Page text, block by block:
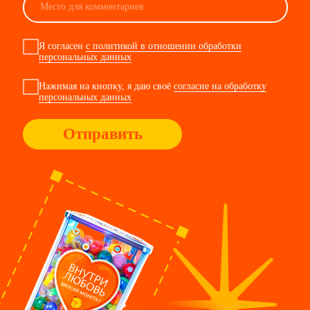
хочу работать
с Виноу
сотрудник подрядчик
клиент